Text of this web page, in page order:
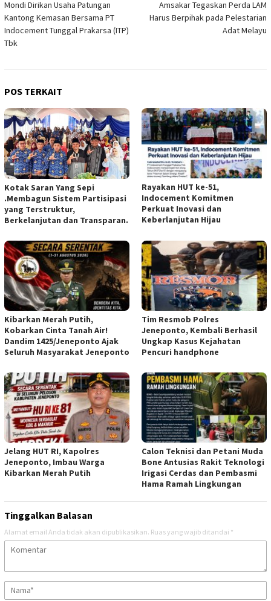
pos
Mondi Dirikan Usaha Patungan
Kantong Kemasan Bersama PT
Indocement Tunggal Prakarsa (ITP)
Tbk
Amsakar Tegaskan Perda LAM
Harus Berpihak pada Pelestarian
Adat Melayu
POS TERKAIT
Kotak Saran Yang Sepi
.Membagun Sistem Partisipasi
yang Terstruktur,
Berkelanjutan dan Transparan.
Rayakan HUT ke-51,
Indocement Komitmen
Perkuat Inovasi dan
Keberlanjutan Hijau
Kibarkan Merah Putih,
Kobarkan Cinta Tanah Air!
Dandim 1425/Jeneponto Ajak
Seluruh Masyarakat Jeneponto
Tim Resmob Polres
Jeneponto, Kembali Berhasil
Ungkap Kasus Kejahatan
Pencuri handphone
Jelang HUT RI, Kapolres
Jeneponto, Imbau Warga
Kibarkan Merah Putih
Calon Teknisi dan Petani Muda
Bone Antusias Rakit Teknologi
Irigasi Cerdas dan Pembasmi
Hama Ramah Lingkungan
Tinggalkan Balasan
Alamat email Anda tidak akan dipublikasikan. Ruas yang wajib ditandai *